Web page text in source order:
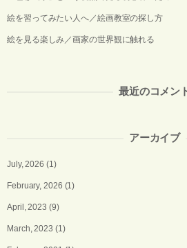
絵を習ってみたい人へ／絵画教室の探し方
絵を見る楽しみ／画家の世界観に触れる
最近のコメン
アーカイブ
July, 2026 (1)
February, 2026 (1)
April, 2023 (9)
March, 2023 (1)